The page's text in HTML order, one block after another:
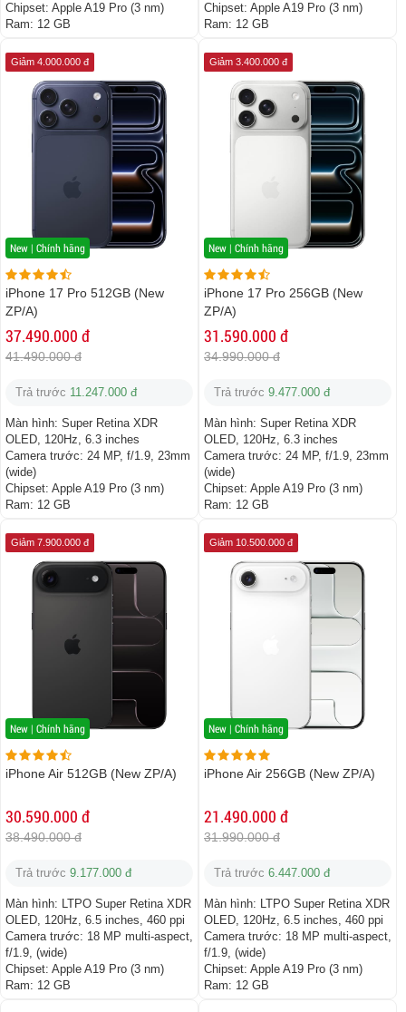
Chipset: Apple A19 Pro (3 nm)
Ram: 12 GB
Chipset: Apple A19 Pro (3 nm)
Ram: 12 GB
New | Chính hãng
Giảm 4.000.000 đ
iPhone 17 Pro 512GB (New
ZP/A)
37.490.000 đ
41.490.000 đ
Trả trước 11.247.000 đ
Màn hình: Super Retina XDR
OLED, 120Hz, 6.3 inches
Camera trước: 24 MP, f/1.9, 23mm
(wide)
Chipset: Apple A19 Pro (3 nm)
Ram: 12 GB
New | Chính hãng
Giảm 3.400.000 đ
iPhone 17 Pro 256GB (New
ZP/A)
31.590.000 đ
34.990.000 đ
Trả trước 9.477.000 đ
Màn hình: Super Retina XDR
OLED, 120Hz, 6.3 inches
Camera trước: 24 MP, f/1.9, 23mm
(wide)
Chipset: Apple A19 Pro (3 nm)
Ram: 12 GB
New | Chính hãng
Giảm 7.900.000 đ
iPhone Air 512GB (New ZP/A)
30.590.000 đ
38.490.000 đ
Trả trước 9.177.000 đ
Màn hình: LTPO Super Retina XDR
OLED, 120Hz, 6.5 inches, 460 ppi
Camera trước: 18 MP multi-aspect,
f/1.9, (wide)
Chipset: Apple A19 Pro (3 nm)
Ram: 12 GB
New | Chính hãng
Giảm 10.500.000 đ
iPhone Air 256GB (New ZP/A)
21.490.000 đ
31.990.000 đ
Trả trước 6.447.000 đ
Màn hình: LTPO Super Retina XDR
OLED, 120Hz, 6.5 inches, 460 ppi
Camera trước: 18 MP multi-aspect,
f/1.9, (wide)
Chipset: Apple A19 Pro (3 nm)
Ram: 12 GB